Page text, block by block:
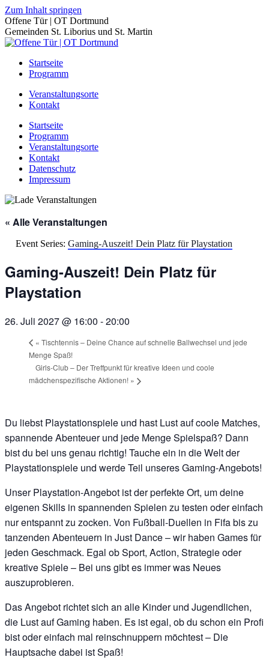
Zum Inhalt springen
Offene Tür | OT Dortmund
Gemeinden St. Liborius und St. Martin
Startseite
Programm
Veranstaltungsorte
Kontakt
Startseite
Programm
Veranstaltungsorte
Kontakt
Datenschutz
Impressum
« Alle Veranstaltungen
Event Series: Gaming-Auszeit! Dein Platz für Playstation
Gaming-Auszeit! Dein Platz für
Playstation
26. Juli 2027 @ 16:00 -20:00
« Tischtennis – Deine Chance auf schnelle Ballwechsel und jede
Menge Spaß!
Girls-Club – Der Treffpunkt für kreative Ideen und coole
mädchenspezifische Aktionen! »
Du liebst Playstationspiele und hast Lust auf coole Matches,
spannende Abenteuer und jede Menge Spielspaß? Dann
bist du bei uns genau richtig! Tauche ein in die Welt der
Playstationspiele und werde Teil unseres Gaming-Angebots!
Unser Playstation-Angebot ist der perfekte Ort, um deine
eigenen Skills in spannenden Spielen zu testen oder einfach
nur entspannt zu zocken. Von Fußball-Duellen in Fifa bis zu
tanzenden Abenteuern in Just Dance – wir haben Games für
jeden Geschmack. Egal ob Sport, Action, Strategie oder
kreative Spiele – Bei uns gibt es immer was Neues
auszuprobieren.
Das Angebot richtet sich an alle Kinder und Jugendlichen,
die Lust auf Gaming haben. Es ist egal, ob du schon ein Profi
bist oder einfach mal reinschnuppern möchtest – Die
Hauptsache dabei ist Spaß!